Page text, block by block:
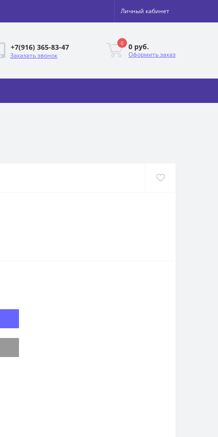
Личный кабинет
+7(916) 365-83-47
Заказать звонок
0 0 руб.
Оформить заказ